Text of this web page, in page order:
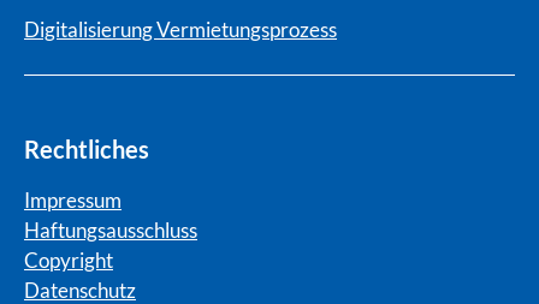
Digitalisierung Vermietungsprozess
Rechtliches
Impressum
Haftungsausschluss
Copyright
Datenschutz